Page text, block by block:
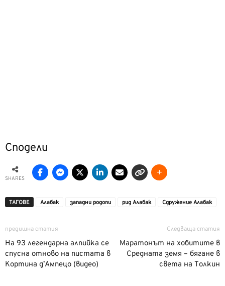
Сподели
SHARES
ТАГОВЕ Алабак западни родопи рид Алабак Сдружение Алабак
предишна статия
На 93 легендарна алпийка се
спусна отново на пистата в
Кортина д’Ампецо (видео)
Следваща статия
Маратонът на хобитите в
Средната земя – бягане в
света на Толкин